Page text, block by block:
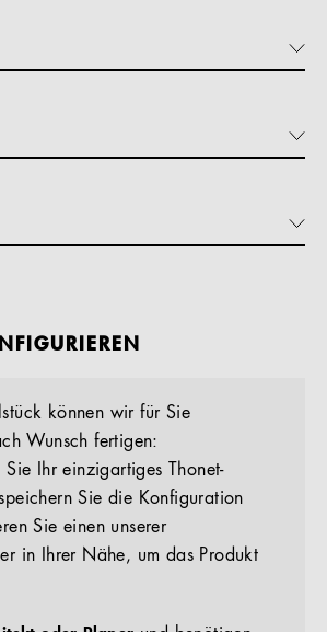
können wir für Sie
Wunsch fertigen:
Sie Ihr einzigartiges Thonet-
Sie die Konfiguration
Sie einen unserer
in Ihrer Nähe, um das Produkt